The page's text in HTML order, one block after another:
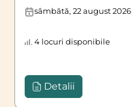
sâmbătă, 22 august 2026
4 locuri disponibile
Detalii